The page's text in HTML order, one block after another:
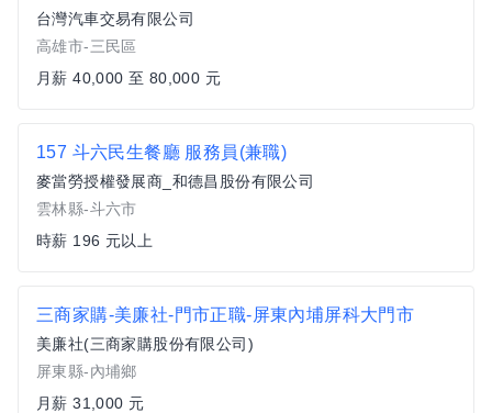
台灣汽車交易有限公司
高雄市-三民區
月薪 40,000 至 80,000 元
157 斗六民生餐廳 服務員(兼職)
麥當勞授權發展商_和德昌股份有限公司
雲林縣-斗六市
時薪 196 元以上
三商家購-美廉社-門市正職-屏東內埔屏科大門市
美廉社(三商家購股份有限公司)
屏東縣-內埔鄉
月薪 31,000 元